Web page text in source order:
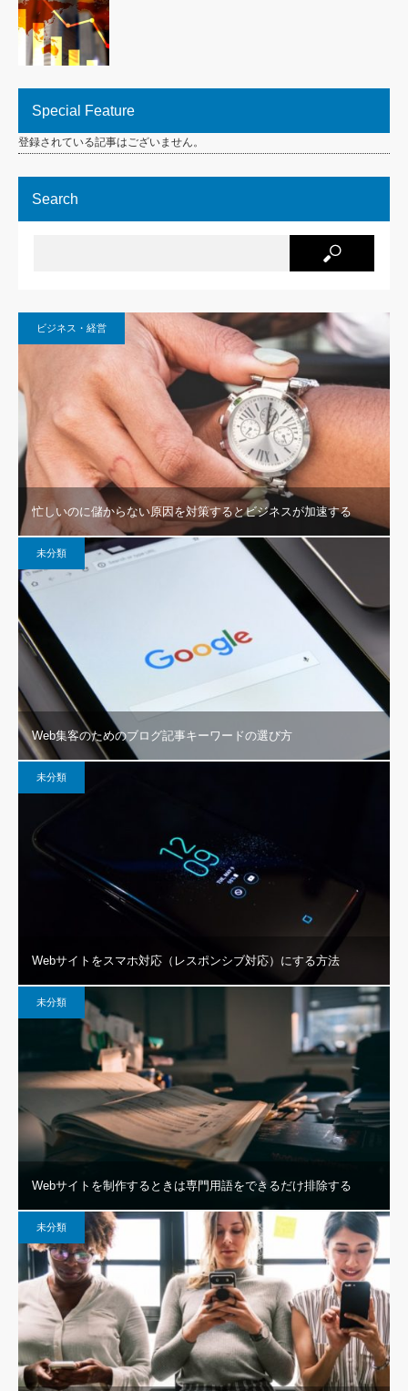
Special Feature
登録されている記事はございません。
Search
ビジネス・経営
忙しいのに儲からない原因を対策するとビジネスが加速する
未分類
Web集客のためのブログ記事キーワードの選び方
未分類
Webサイトをスマホ対応（レスポンシブ対応）にする方法
未分類
Webサイトを制作するときは専門用語をできるだけ排除する
未分類